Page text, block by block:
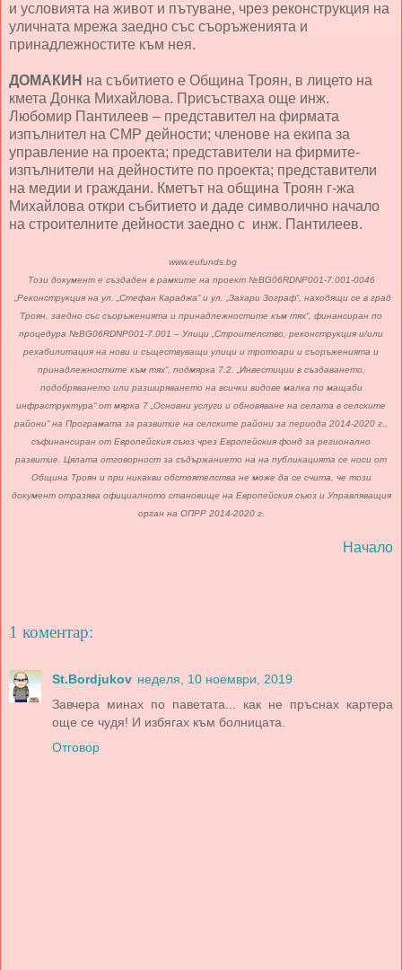
и условията на живот и пътуване, чрез реконструкция на
уличната мрежа заедно със съоръженията и
принадлежностите към нея.
ДОМАКИН на събитието е Община Троян, в лицето на
кмета Донка Михайлова. Присъстваха още инж.
Любомир Пантилеев – представител на фирмата
изпълнител на СМР дейности; членове на екипа за
управление на проекта; представители на фирмите-
изпълнители на дейностите по проекта; представители
на медии и граждани. Кметът на община Троян г-жа
Михайлова откри събитието и даде символично начало
на строителните дейности заедно с инж. Пантилеев.
www.eufunds.bg
Този документ е създаден в рамките на проект №BG06RDNP001-7.001-0046
„Реконструкция на ул. „Стефан Караджа“ и ул. „Захари Зограф“, находящи се в град
Троян, заедно със съоръженията и принадлежностите към тях“, финансиран по
процедура №BG06RDNP001-7.001 – Улици „Строителство, реконструкция и/или
рехабилитация на нови и съществуващи улици и тротоари и съоръженията и
принадлежностите към тях“, подмярка 7.2. „Инвестиции в създаването,
подобряването или разширяването на всички видове малка по мащаби
инфраструктура“ от мярка 7 „Основни услуги и обновяване на селата в селските
райони“ на Програмата за развитие на селските райони за периода 2014-2020 г.,
съфинансиран от Европейския съюз чрез Европейския фонд за регионално
развитие. Цялата отговорност за съдържанието на на публикацията се носи от
Община Троян и при никакви обстоятелства не може да се счита, че този
документ отразява официалното становище на Европейския съюз и Управляващия
орган на ОПРР 2014-2020 г.
Начало
1 коментар:
St.Bordjukov неделя, 10 ноември, 2019
Завчера минах по паветата... как не пръснах картера
още се чудя! И избягах към болницата.
Отговор